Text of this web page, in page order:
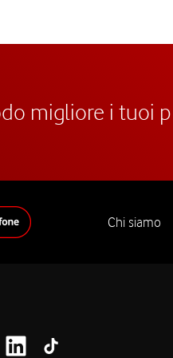
migliore i tuoi
Chi siamo